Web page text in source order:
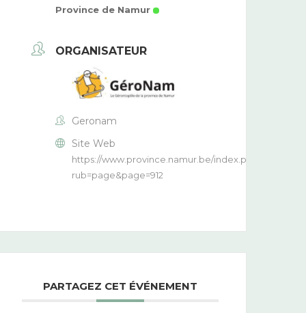
Province de Namur
ORGANISATEUR
Geronam
Site Web
https://www.province.namur.be/index.php?
rub=page&page=912
PARTAGEZ CET ÉVÉNEMENT